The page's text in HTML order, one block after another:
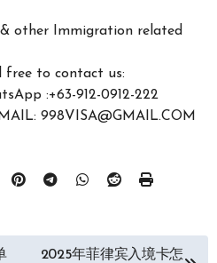
other Immigration related
free to contact us:
:+63-912-0912-222
998VISA@GMAIL.COM
2025年菲律宾入境卡怎